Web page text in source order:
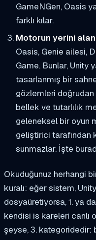
GameNGen, Oasis
farklı kılar.
Motorun yerini
Oasis, Genie ailesi,
Game. Bunlar, Unity
tasarlanmış bir
gözlemleri doğrudan
bellek ve tutarlılık
geleneksel bir oyun
geliştirici tarafından
sunmazlar. İşte
Okuduğunuz herhangi
kuralı: eğer sistem,
dosyaüretiyorsa, 1. ya
kendisi is kareleri canlı
şeyse, 3. kategoridedir: